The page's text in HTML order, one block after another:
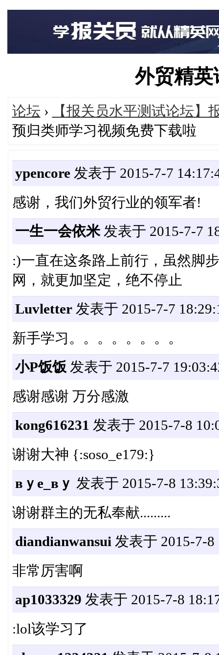
外贸精
论坛 ›
【报关员水平测试论坛】
预归类师学习视频免费下载啦
ypencore发表于 2015-7-7
感谢，我们外贸行业的领军者!
一生一会依米发表于 2015-7-7
:)一直在这条路上前行，虽然脚
网，就更加坚定，绝不停止
Luvletter发表于 2015-7-7
新手学习。。。。。。。。
小P饭饭 发表于 2015-7-7
感谢感谢 万分感激
kong616231 发表于 2015-7-8
谢谢大神 {:soso_e179:}
вｙe_вｙ 发表于 2015-7-8
谢谢群主的无私奉献.........
diandianwansui 发表于 2015-7-8
非常厉害啊
ap1033329 发表于 2015-7-8
:lol该学习了